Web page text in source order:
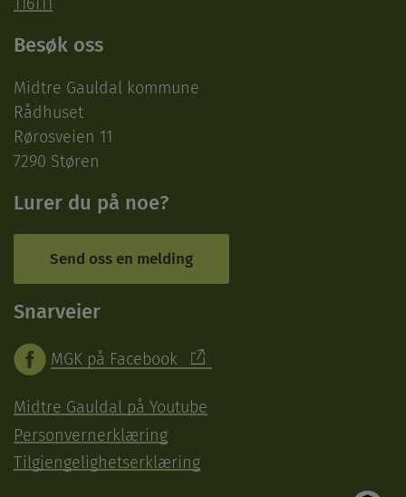
Besøk oss
Midtre Gauldal kommune
Rådhuset
Rørosveien 11
7290 Støren
Lurer du på noe?
Send oss en melding
Snarveier
MGK på Facebook
Midtre Gauldal på Youtube
Personvernerklæring
Tilgjengelighetserklæring